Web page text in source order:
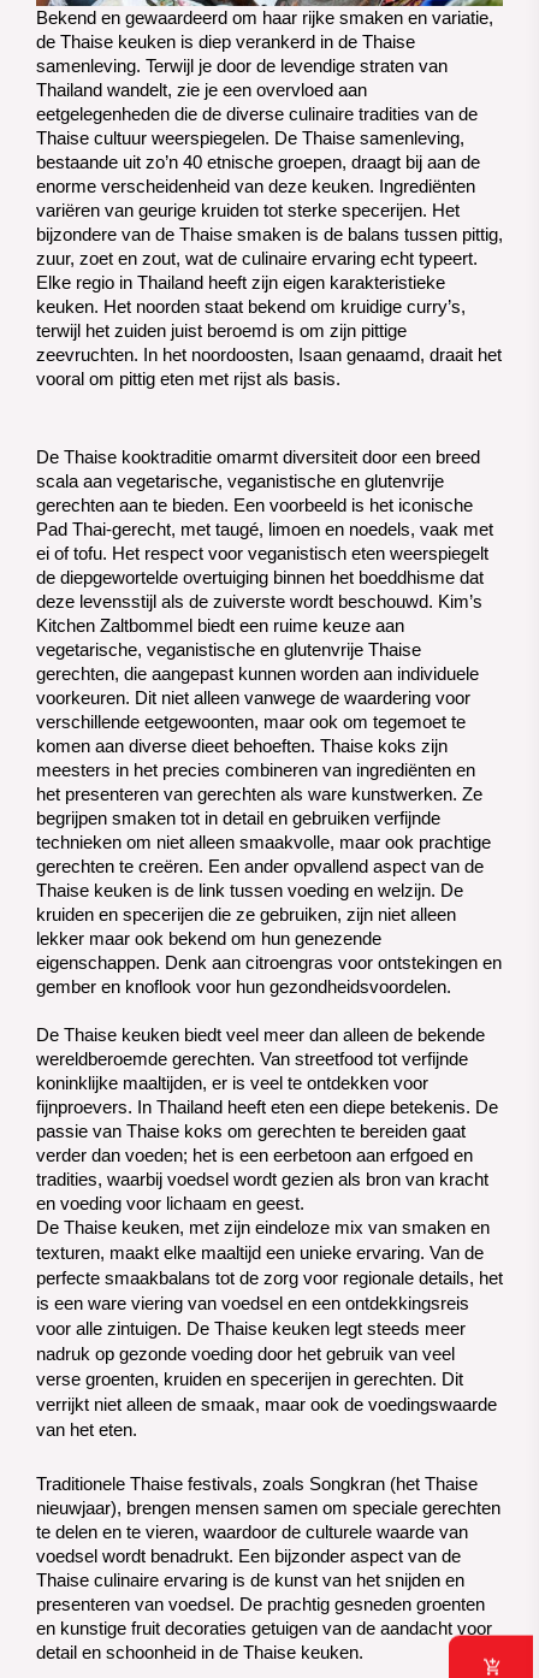
Bekend en gewaardeerd om haar rijke smaken en variatie,
de Thaise keuken is diep verankerd in de Thaise
samenleving. Terwijl je door de levendige straten van
Thailand wandelt, zie je een overvloed aan
eetgelegenheden die de diverse culinaire tradities van de
Thaise cultuur weerspiegelen. De Thaise samenleving,
bestaande uit zo’n 40 etnische groepen, draagt bij aan de
enorme verscheidenheid van deze keuken. Ingrediënten
variëren van geurige kruiden tot sterke specerijen. Het
bijzondere van de Thaise smaken is de balans tussen pittig,
zuur, zoet en zout, wat de culinaire ervaring echt typeert.
Elke regio in Thailand heeft zijn eigen karakteristieke
keuken. Het noorden staat bekend om kruidige curry’s,
terwijl het zuiden juist beroemd is om zijn pittige
zeevruchten. In het noordoosten, Isaan genaamd, draait het
vooral om pittig eten met rijst als basis.
De Thaise kooktraditie omarmt diversiteit door een breed
scala aan vegetarische, veganistische en glutenvrije
gerechten aan te bieden. Een voorbeeld is het iconische
Pad Thai-gerecht, met taugé, limoen en noedels, vaak met
ei of tofu. Het respect voor veganistisch eten weerspiegelt
de diepgewortelde overtuiging binnen het boeddhisme dat
deze levensstijl als de zuiverste wordt beschouwd. Kim’s
Kitchen Zaltbommel biedt een ruime keuze aan
vegetarische, veganistische en glutenvrije Thaise
gerechten, die aangepast kunnen worden aan individuele
voorkeuren. Dit niet alleen vanwege de waardering voor
verschillende eetgewoonten, maar ook om tegemoet te
komen aan diverse dieet behoeften. Thaise koks zijn
meesters in het precies combineren van ingrediënten en
het presenteren van gerechten als ware kunstwerken. Ze
begrijpen smaken tot in detail en gebruiken verfijnde
technieken om niet alleen smaakvolle, maar ook prachtige
gerechten te creëren. Een ander opvallend aspect van de
Thaise keuken is de link tussen voeding en welzijn. De
kruiden en specerijen die ze gebruiken, zijn niet alleen
lekker maar ook bekend om hun genezende
eigenschappen. Denk aan citroengras voor ontstekingen en
gember en knoflook voor hun gezondheidsvoordelen.
De Thaise keuken biedt veel meer dan alleen de bekende
wereldberoemde gerechten. Van streetfood tot verfijnde
koninklijke maaltijden, er is veel te ontdekken voor
fijnproevers.
In Thailand heeft eten een diepe betekenis. De
passie van Thaise koks om gerechten te bereiden gaat
verder dan voeden; het is een eerbetoon aan erfgoed en
tradities, waarbij voedsel wordt gezien als bron van kracht
en voeding voor lichaam en geest.
De Thaise keuken, met zijn eindeloze mix van smaken en
texturen, maakt elke maaltijd een unieke ervaring. Van de
perfecte smaakbalans tot de zorg voor regionale details, het
is een ware viering van voedsel en een ontdekkingsreis
voor alle zintuigen. De Thaise keuken legt steeds meer
nadruk op gezonde voeding door het gebruik van veel
verse groenten, kruiden en specerijen in gerechten. Dit
verrijkt niet alleen de smaak, maar ook de voedingswaarde
van het eten.
Traditionele Thaise festivals, zoals Songkran (het Thaise
nieuwjaar), brengen mensen samen om speciale gerechten
te delen en te vieren, waardoor de culturele waarde van
voedsel wordt benadrukt. Een bijzonder aspect van de
Thaise culinaire ervaring is de kunst van het snijden en
presenteren van voedsel. De prachtig gesneden groenten
en kunstige fruit decoraties getuigen van de aandacht voor
detail en schoonheid in de Thaise keuken.